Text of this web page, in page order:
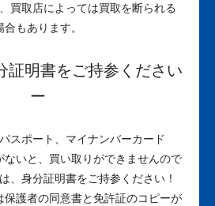
買取店によっては買取を断られる
合もあります。
証明書をご持参ください
ー
スポート、マイナンバーカード
ないと、買い取りができませんので
、身分証明書をご持参ください！
護者の同意書と免許証のコピーが